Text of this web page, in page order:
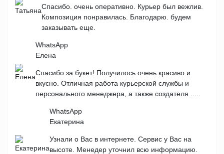
Спасибо. очень оперативно. Курьер был вежлив.
Композиция понравилась. Благодарю. будем
заказывать еще.
WhatsApp
Елена
Спасибо за букет! Получилось очень красиво и
вкусно. Отличная работа курьерской службы и
персонального менеджера, а также создателя .....
WhatsApp
Екатерина
Узнали о Вас в интернете. Сервис у Вас на
высоте. Менедер уточнил всю информацию.